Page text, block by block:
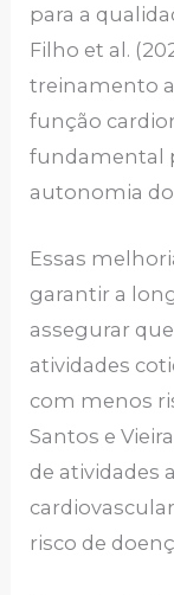
para a
Filho et al.
treinamento
função
fundamental
autonomia
Essas
garantir a
assegurar
atividades
com menos
Santos e
de atividades
risco de